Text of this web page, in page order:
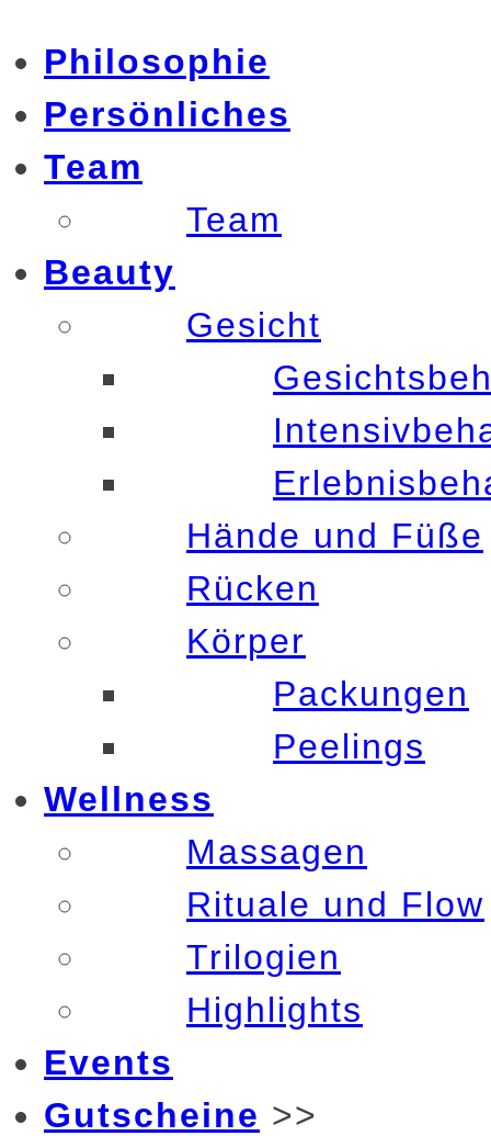
Philosophie
Persönliches
Team
Team
Beauty
Gesicht
Hände und Füße
Rücken
Körper
Packungen
Peelings
Wellness
Massagen
Rituale und Flow
Trilogien
Highlights
Events
Gutscheine >>